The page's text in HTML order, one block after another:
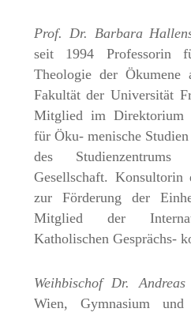
Prof. Dr. Barbara
seit 1994 Professorin
Theologie der Ökumene
Fakultät der Universität
Mitglied im Direktorium
für Öku- menische
des
Gesellschaft. Konsultorin
zur Förderung der
Mitglied der
Katholischen Gesprächs-
Weihbischof Dr.
Wien, Gymnasium